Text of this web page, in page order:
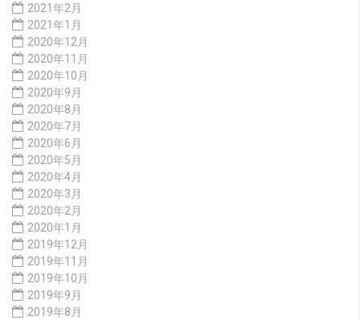
2021年2月
2021年1月
2020年12月
2020年11月
2020年10月
2020年9月
2020年8月
2020年7月
2020年6月
2020年5月
2020年4月
2020年3月
2020年2月
2020年1月
2019年12月
2019年11月
2019年10月
2019年9月
2019年8月